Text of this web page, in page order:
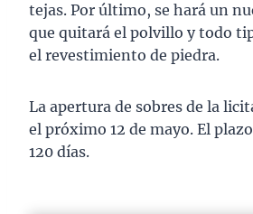
tejas. Por último, se hará un
que quitará el polvillo y todo
el revestimiento de piedra.
La apertura de sobres de la
el próximo 12 de mayo. El
120 días.